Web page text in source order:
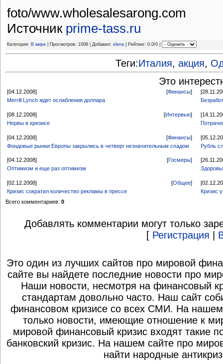
foto/www.wholesalesarong.com
Источник prime-tass.ru
Категория: В мире | Просмотров: 1008 | Добавил: elena | Рейтинг: 0.0/0 |
Теги:Италия, акция,
Это
[04.12.2008] [Финансы]
Merrill Lynch ждет ослабления доллара
[08.12.2008] [Интервью]
Нервы в кризисе
[04.12.2008] [Финансы]
Фондовые рынки Европы закрылись в четверг незначительным спадом
Рубль
[04.12.2008] [Госмеры]
Оптимизм и еще раз оптимизм
[02.12.2008] [Общее]
Кризис сократил количество рекламы в прессе
Кризис
Всего комментариев: 0
Добавлять комментарии могут только
[ Регистрация
Это один из лучших сайтов про мировой
сайте вы найдете последние новости про
Наши новости, несмотря на финансовый
стандартам довольно часто. Наш сайт
финансовом кризисе со всех СМИ. На нашем
только новости, имеющие отношение к
мировой финансовый кризис входят такие
банковский кризис. На нашем сайте про
найти народные